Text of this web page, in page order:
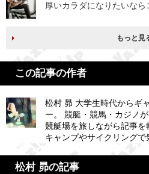
厚いカラダになりたいなら
もっと見
この記事の作者
松村 昴 大学生時代からギ
ー。 競艇・競馬・カジノ
競艇場を旅しながら記事
キャンプやサイクリングで
松村 昴の記事